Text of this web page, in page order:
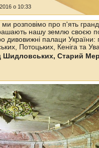
о 10:33
ми розповімо про п'ять
нашу землю своєю
дивовижні палаци України:
Потоцьких, Кеніга та
Шидловських, Старий